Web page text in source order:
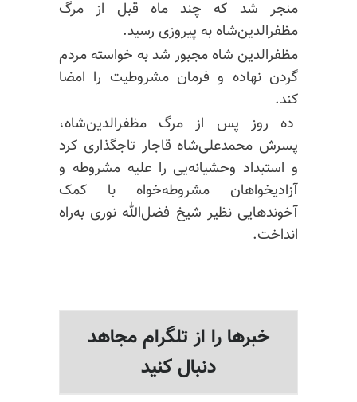
منجر شد که چند ماه قبل از مرگ
مظفرالدین‌شاه به پیروزی رسید.
مظفرالدین شاه مجبور شد به خواسته مردم
گردن نهاده و فرمان مشروطیت را امضا
کند.
ده روز پس از مرگ مظفرالدین‌شاه،
پسرش محمدعلی‌شاه قاجار تاجگذاری کرد
و استبداد وحشیانه‌یی را علیه مشروطه و
آزادیخواهان مشروطه‌خواه با کمک
آخوندهایی نظیر شیخ فضل‌الله نوری به‌راه
انداخت.
خبرها را از تلگرام مجاهد
دنبال کنید